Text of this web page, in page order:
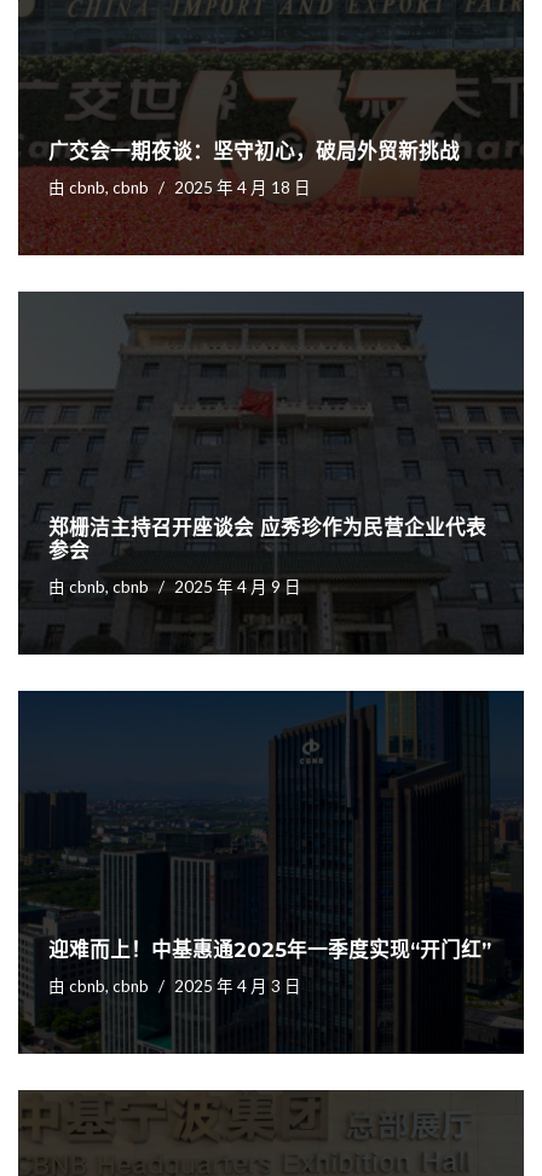
广交会一期夜谈：坚守初心，破局外贸新挑战
由cbnb, cbnb 2025 年 4 月 18 日
郑栅洁主持召开座谈会 应秀珍作为民营企业代表
参会
由 cbnb, cbnb 2025 年 4 月 9 日
迎难而上！中基惠通2025年一季度实现“开门红”
由 cbnb, cbnb 2025 年 4 月 3 日